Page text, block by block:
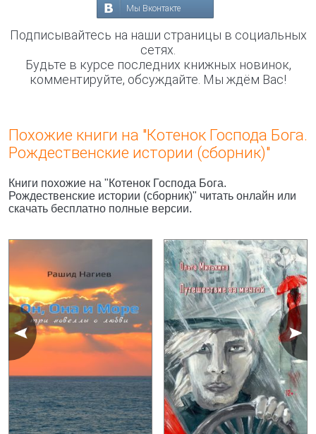
Мы Вконтакте
Подписывайтесь на наши страницы в социальных
сетях.
Будьте в курсе последних книжных новинок,
комментируйте, обсуждайте. Мы ждём Вас!
Похожие книги на "Котенок Господа Бога.
Рождественские истории (сборник)"
Книги похожие на "Котенок Господа Бога.
Рождественские истории (сборник)" читать онлайн или
скачать бесплатно полные версии.